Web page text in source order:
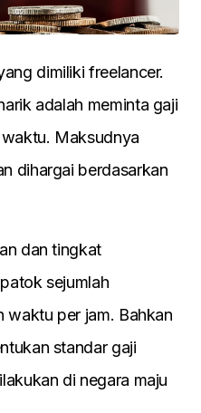
dimiliki freelancer.
adalah meminta gaji
Maksudnya
dihargai berdasarkan
dan tingkat
sejumlah
waktu per jam. Bahkan
standar gaji
di negara maju